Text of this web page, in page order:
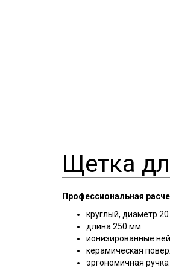
Щетка
Профессиональная
круглый, диаметр
длина 250 мм
ионизированные
керамическая
эргономичная